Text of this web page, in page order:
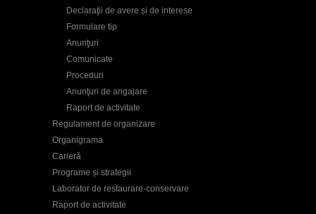
Declaraţii de avere și de interese
Formulare tip
Anunţuri
Comunicate
Proceduri
Anunţuri de angajare
Raport de activitate
Regulament de organizare
Organigrama
Carieră
Programe și strategii
Laborator de restaurare-conservare
Raport de activitate